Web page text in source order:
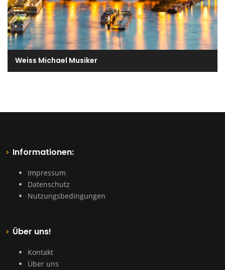
Weiss Michael Musiker
Informationen:
Impressum
Datenschutz
Nutzungsbedingungen
Über uns!
Kontakt
Über uns